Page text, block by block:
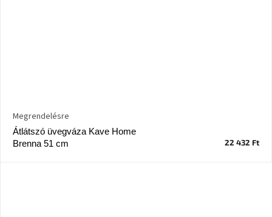
Átlátszó üvegváza Kave Home
Brenna 51 cm
Megrendelésre
22 432 Ft